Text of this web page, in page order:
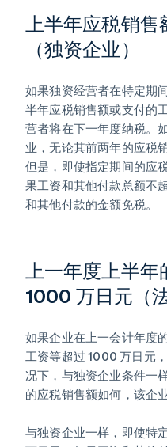
上半年应税销
（独资企业）
如果独资经营者在特定期
半年应税销售额或支付的
营者将在下一年度纳税。
业，无论其前两年的应税
但是，即使指定期间的应
果工资和其他付款总额不
和其他付款的金额免税。
上一年度上半
1000 万日元（法
如果企业在上一会计年度
工资等超过 1000 万日元
况下，与独资企业条件一
的应税销售额如何，该企
与独资企业一样，即使特